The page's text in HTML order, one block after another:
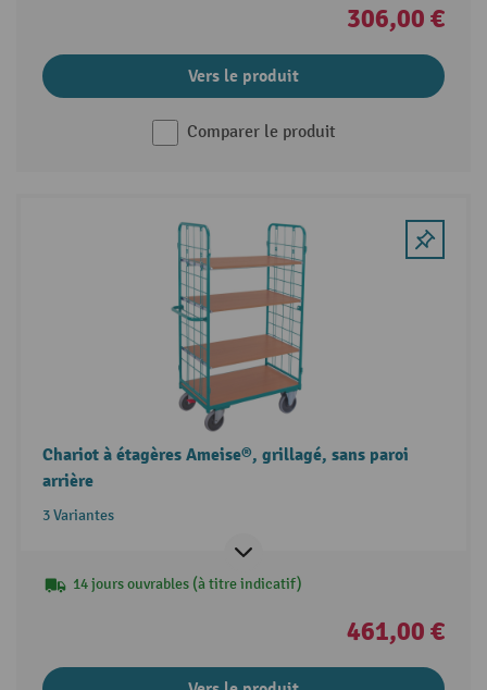
306,00 €
Vers le produit
Comparer le produit
Chariot à étagères Ameise®, grillagé, sans paroi
arrière
3 Variantes
14 jours ouvrables (à titre indicatif)
461,00 €